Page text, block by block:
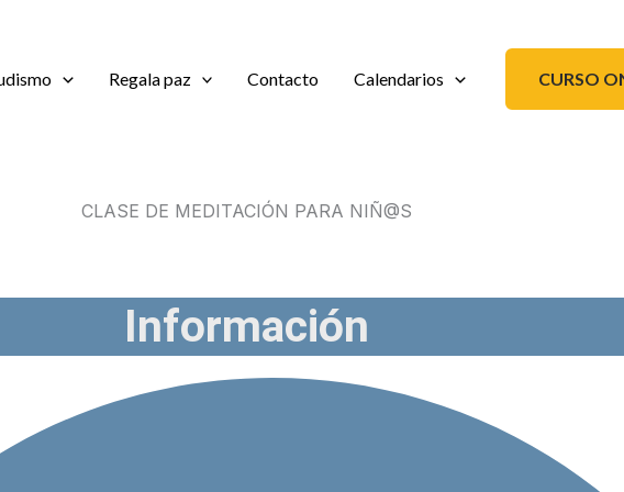
Regala paz Contacto Calendarios CURSO
CLASE DE MEDITACIÓN PARA NIÑ@S
Información